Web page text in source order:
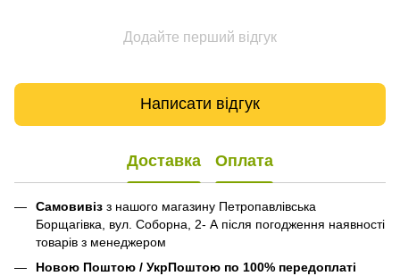
Додайте перший відгук
Написати відгук
Доставка Оплата
Самовивіз з нашого магазину Петропавлівська
Борщагівка, вул. Соборна, 2- А після погодження наявності
товарів з менеджером
Новою Поштою / УкрПоштою по 100% передоплаті